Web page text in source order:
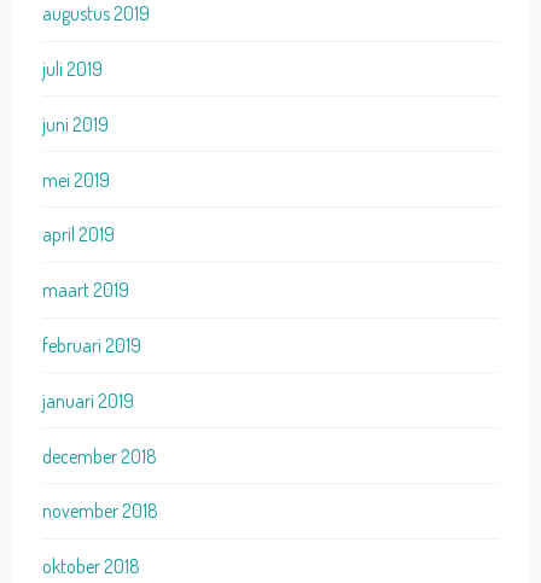
augustus 2019
juli 2019
juni 2019
mei 2019
april 2019
maart 2019
februari 2019
januari 2019
december 2018
november 2018
oktober 2018